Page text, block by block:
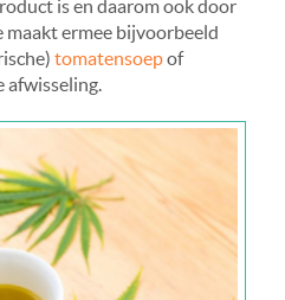
is en daarom ook door
maakt ermee bijvoorbeeld
tomatensoepof
afwisseling.